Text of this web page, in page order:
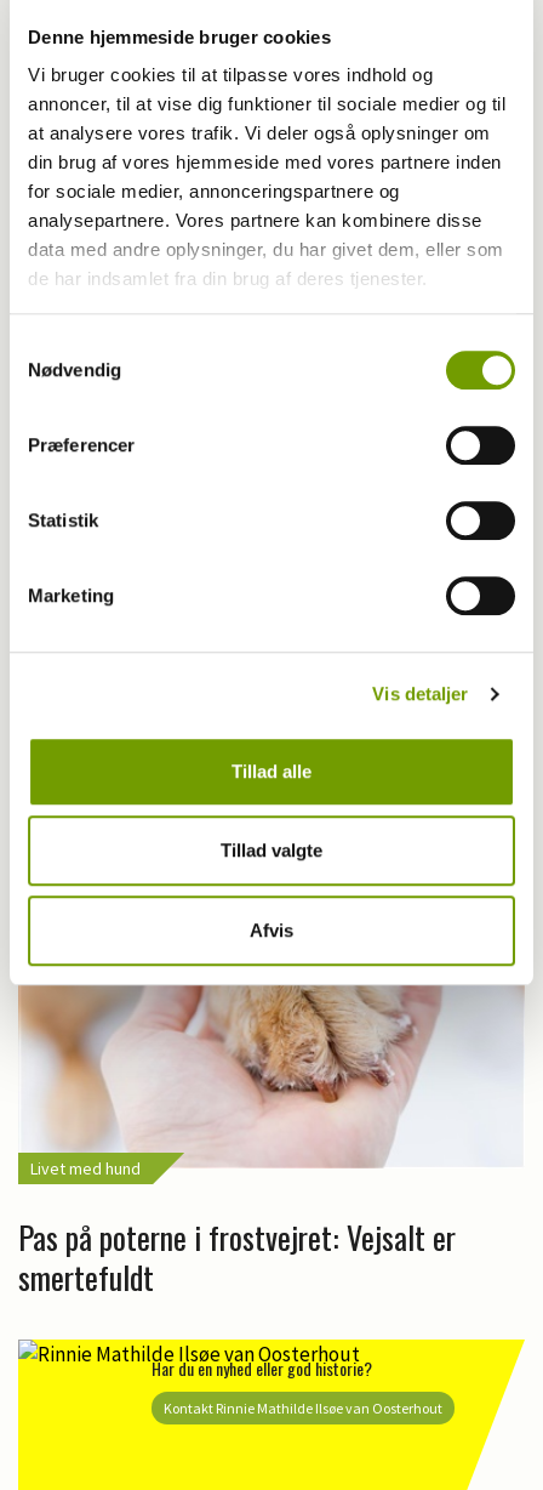
Denne hjemmeside bruger cookies
Vi bruger cookies til at tilpasse vores indhold og
annoncer, til at vise dig funktioner til sociale medier og til
at analysere vores trafik. Vi deler også oplysninger om
din brug af vores hjemmeside med vores partnere inden
for sociale medier, annonceringspartnere og
analysepartnere. Vores partnere kan kombinere disse
data med andre oplysninger, du har givet dem, eller som
de har indsamlet fra din brug af deres tjenester.
Nødvendig
Præferencer
Statistik
Marketing
Vis detaljer
Tillad alle
Tillad valgte
Afvis
Aktuelt
Hundefest med garanti for beskidte poter
Livet med hund
Pas på poterne i frostvejret: Vejsalt er
smertefuldt
Har du en nyhed eller god historie?
Kontakt Rinnie Mathilde Ilsøe van Oosterhout